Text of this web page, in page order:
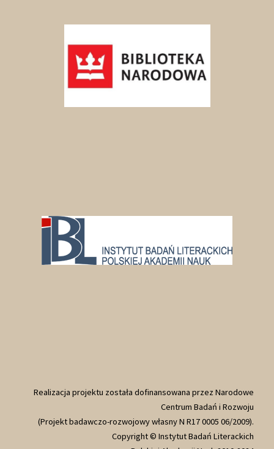
Realizacja projektu została dofinansowana przez Narodowe
Centrum Badań i Rozwoju
(Projekt badawczo-rozwojowy własny N R17 0005 06/2009).
Copyright © Instytut Badań Literackich